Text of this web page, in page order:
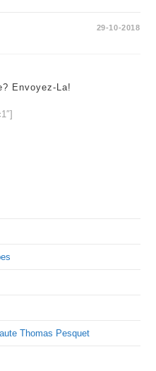
29-10-2018
Envoyez-La!
Thomas Pesquet